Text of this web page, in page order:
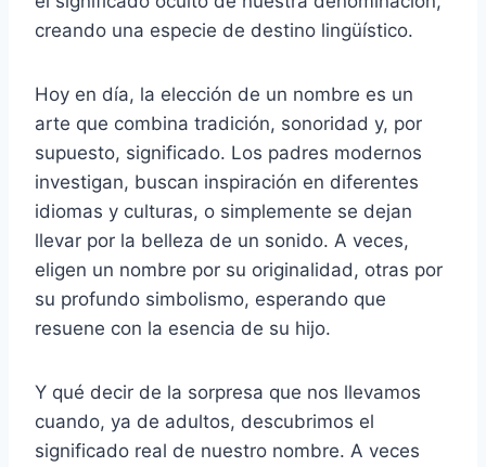
creando una especie de destino lingüístico.
Hoy en día, la elección de un nombre es un
arte que combina tradición, sonoridad y, por
supuesto, significado. Los padres modernos
investigan, buscan inspiración en diferentes
idiomas y culturas, o simplemente se dejan
llevar por la belleza de un sonido. A veces,
eligen un nombre por su originalidad, otras por
su profundo simbolismo, esperando que
resuene con la esencia de su hijo.
Y qué decir de la sorpresa que nos llevamos
cuando, ya de adultos, descubrimos el
significado real de nuestro nombre. A veces